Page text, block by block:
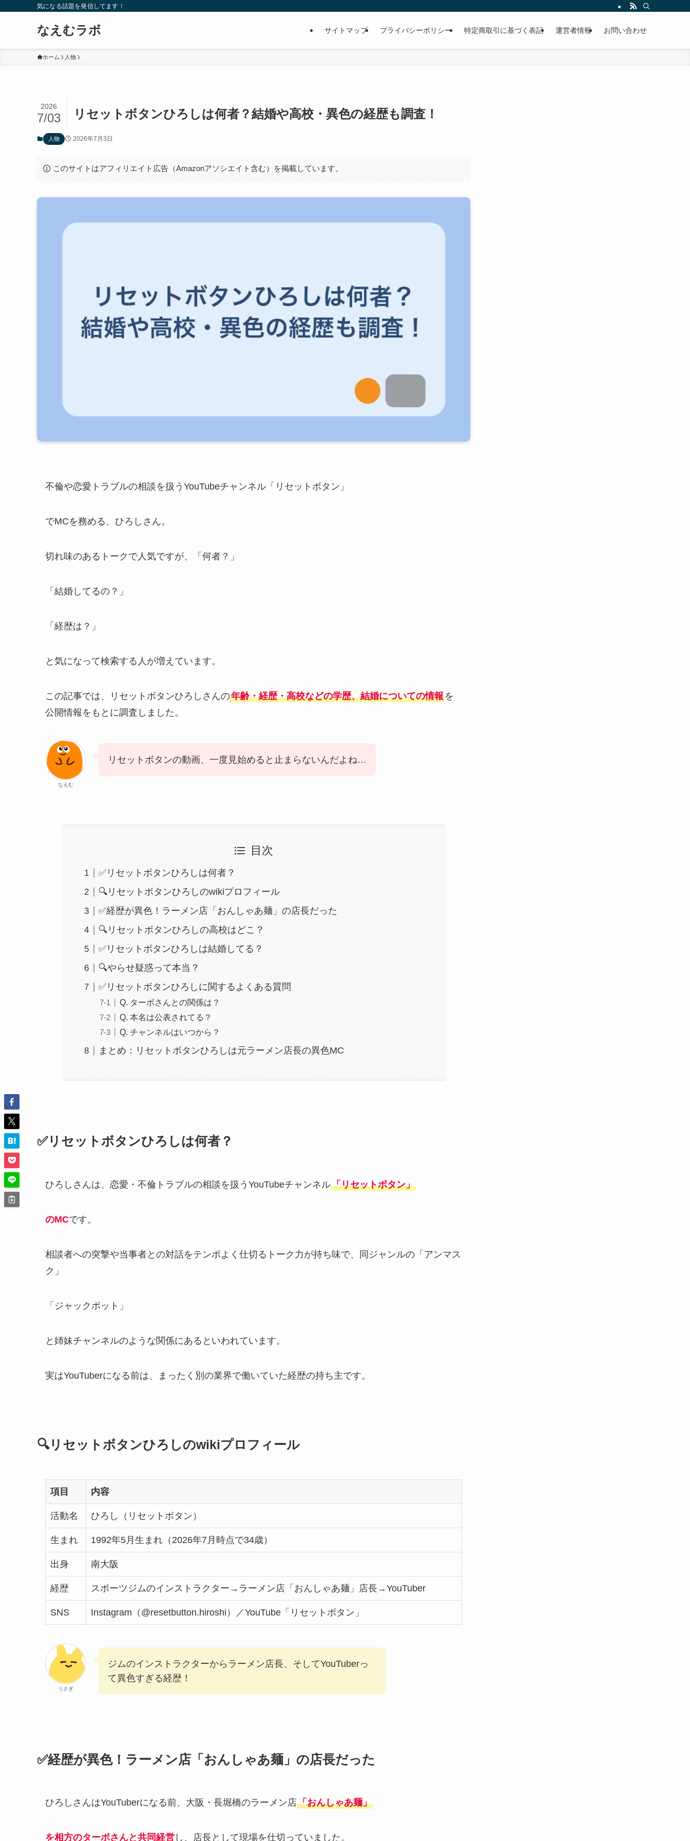
気になる話題を発信してます！
なえむラボ サイトマップ プライバシーポリシー 特定商取引に基づく表記 運営者情報 お問い合わせ
ホーム 人物
リセットボタンひろしは何者？結婚や高校・異色の経歴も調査！
2026
7/03
人物 2026年7月3日
このサイトはアフィリエイト広告（Amazonアソシエイト含む）を掲載しています。
不倫や恋愛トラブルの相談を扱うYouTubeチャンネル「リセットボタン」
でMCを務める、ひろしさん。
切れ味のあるトークで人気ですが、「何者？」
「結婚してるの？」
「経歴は？」
と気になって検索する人が増えています。
この記事では、リセットボタンひろしさんの年齢・経歴・高校などの学歴、結婚についての情報 を
公開情報をもとに調査しました。
なえむ
リセットボタンの動画、一度見始めると止まらないんだよね…
目次
✅リセットボタンひろしは何者？
🔍リセットボタンひろしのwikiプロフィール
✅経歴が異色！ラーメン店「おんしゃあ麺」の店長だった
🔍リセットボタンひろしの高校はどこ？
✅リセットボタンひろしは結婚してる？
🔍やらせ疑惑って本当？
✅リセットボタンひろしに関するよくある質問
Q. ターボさんとの関係は？
Q. 本名は公表されてる？
Q. チャンネルはいつから？
まとめ：リセットボタンひろしは元ラーメン店長の異色MC
✅リセットボタンひろしは何者？
ひろしさんは、恋愛・不倫トラブルの相談を扱うYouTubeチャンネル「リセットボタン」
のMCです。
相談者への突撃や当事者との対話をテンポよく仕切るトーク力が持ち味で、同ジャンルの「アンマス
ク」
「ジャックポット」
と姉妹チャンネルのような関係にあるといわれています。
実はYouTuberになる前は、まったく別の業界で働いていた経歴の持ち主です。
🔍リセットボタンひろしのwikiプロフィール
項目 内容
活動名 ひろし（リセットボタン）
生まれ 1992年5月生まれ（2026年7月時点で34歳）
出身 南大阪
経歴 スポーツジムのインストラクター→ラーメン店「おんしゃあ麺」店長→YouTuber
SNS Instagram（@resetbutton.hiroshi）／YouTube「リセットボタン」
うさぎ
ジムのインストラクターからラーメン店長、そしてYouTuberっ
て異色すぎる経歴！
✅経歴が異色！ラーメン店「おんしゃあ麺」の店長だった
ひろしさんはYouTuberになる前、大阪・長堀橋のラーメン店「おんしゃあ麺」
を相方のターボさんと共同経営 し、店長として現場を仕切っていました。